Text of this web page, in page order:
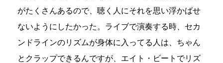
がたくさんあるので、聴く人にそれを思い浮かばせ
ないようにしたかった。ライブで演奏する時、セカ
ンドラインのリズムが身体に入ってる人は、ちゃん
とクラップできるんですが、エイト・ビートでリズ